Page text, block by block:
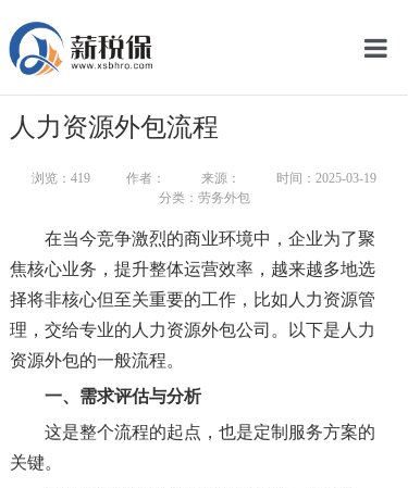
网
人力资源外包流程
浏览： 419 作者： 来源：
时间：2025-03-19
分类：劳务外包
在当今竞争激烈的商业环境中，企业为了聚
焦核心业务，提升整体运营效率，越来越多地选
择将非核心但至关重要的工作，比如人力资源管
理，交给专业的人力资源外包公司。以下是人力
资源外包的一般流程。
一、需求评估与分析
这是整个流程的起点，也是定制服务方案的
关键。